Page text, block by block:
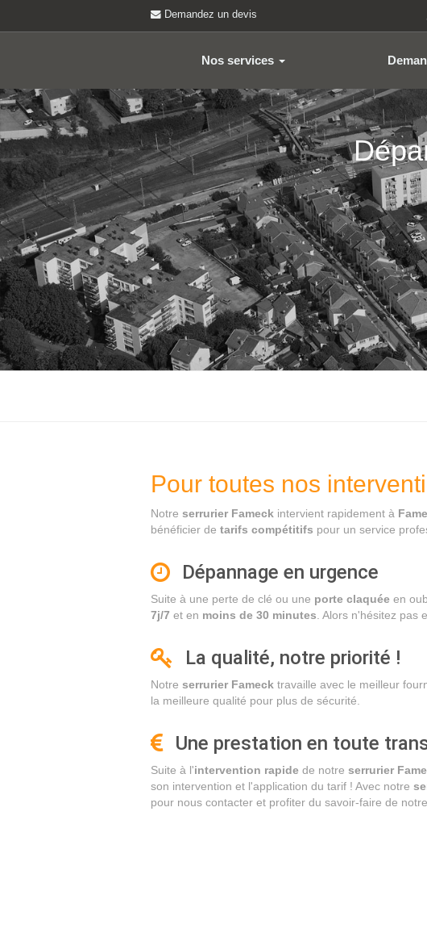
Demandez un devis
Nos services
Pour toutes nos
Notre serrurier Fameck intervient rapidement à
bénéficier de tarifs compétitifs pour un service
Dépannage en urgence
Suite à une perte de clé ou une porte claquée en
7j/7 et en moins de 30 minutes . Alors n'hésitez pas
La qualité, notre priorité !
Notre serrurier Fameck travaille avec le meilleur
la meilleure qualité pour plus de sécurité.
Une prestation en toute
Suite à l'intervention rapide de notre serrurier
son intervention et l'application du tarif ! Avec notre
pour nous contacter et profiter du savoir-faire de notre